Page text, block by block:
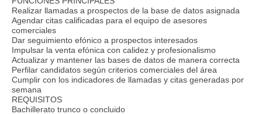
Realizar llamadas a prospectos de la base de datos asignada
Agendar citas calificadas para el equipo de asesores
comerciales
Dar seguimiento efónico a prospectos interesados
Impulsar la venta efónica con calidez y profesionalismo
Actualizar y mantener las bases de datos de manera correcta
Perfilar candidatos según criterios comerciales del área
Cumplir con los indicadores de llamadas y citas generadas por
semana
REQUISITOS
Bachillerato trunco o concluido